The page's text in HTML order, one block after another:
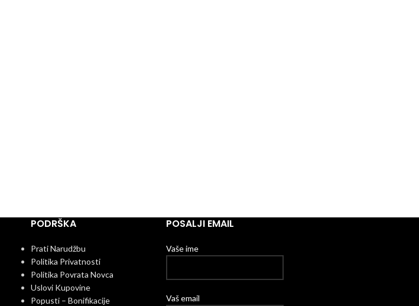
PODRŠKA
Prati Narudžbu
Politika Privatnosti
Politika Povrata Novca
Uslovi Kupovine
Popusti – Bonifikacije
POSALJI EMAIL
Vaše ime
Vaš email